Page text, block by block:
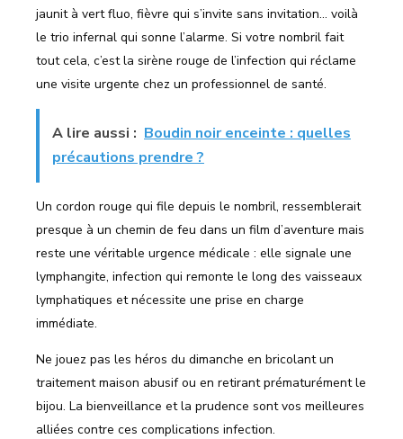
jaunit à vert fluo, fièvre qui s’invite sans invitation… voilà
le trio infernal qui sonne l’alarme. Si votre nombril fait
tout cela, c’est la sirène rouge de l’infection qui réclame
une visite urgente chez un professionnel de santé.
A lire aussi : Boudin noir enceinte : quelles
précautions prendre ?
Un cordon rouge qui file depuis le nombril, ressemblerait
presque à un chemin de feu dans un film d’aventure mais
reste une véritable urgence médicale : elle signale une
lymphangite, infection qui remonte le long des vaisseaux
lymphatiques et nécessite une prise en charge
immédiate.
Ne jouez pas les héros du dimanche en bricolant un
traitement maison abusif ou en retirant prématurément le
bijou. La bienveillance et la prudence sont vos meilleures
alliées contre ces complications infection.